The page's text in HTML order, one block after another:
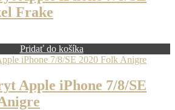
Frake
Pridať do košíka
Apple iPhone 7/8/SE